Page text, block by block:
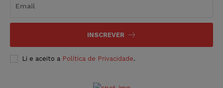
INSCREVER
Li e aceito a Política de Privacidade.